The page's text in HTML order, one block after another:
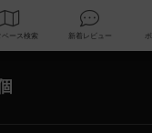
データベース 検索 新着レビュ